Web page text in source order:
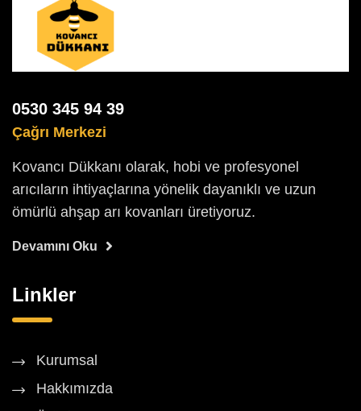
0530 345 94 39
Çağrı Merkezi
Kovancı Dükkanı olarak, hobi ve profesyonel
arıcıların ihtiyaçlarına yönelik dayanıklı ve uzun
ömürlü ahşap arı kovanları üretiyoruz.
Devamını Oku
Linkler
Kurumsal
Hakkımızda